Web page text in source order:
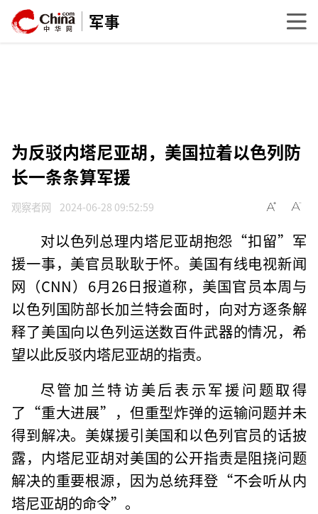
军事
为反驳内塔尼亚胡，美国拉着以色列防
长一条条算军援
观察者网 2024-06-28 09:52:59
对以色列总理内塔尼亚胡抱怨“扣留”军
援一事，美官员耿耿于怀。美国有线电视新闻
网（CNN）6月26日报道称，美国官员本周与
以色列国防部长加兰特会面时，向对方逐条解
释了美国向以色列运送数百件武器的情况，希
望以此反驳内塔尼亚胡的指责。
尽管加兰特访美后表示军援问题取得
了“重大进展”，但重型炸弹的运输问题并未
得到解决。美媒援引美国和以色列官员的话披
露，内塔尼亚胡对美国的公开指责是阻挠问题
解决的重要根源，因为总统拜登“不会听从内
塔尼亚胡的命令”。